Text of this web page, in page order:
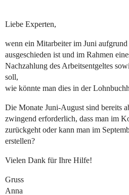
Liebe Experten,
wenn ein Mitarbeiter im Juni
ausgeschieden ist und im Rahmen
Nachzahlung des Arbeitsentgeltes
soll,
wie könnte man dies in der
Die Monate Juni-August sind bereits
zwingend erforderlich, dass man im
zurückgeht oder kann man im
erstellen?
Vielen Dank für Ihre Hilfe!
Gruss
Anna